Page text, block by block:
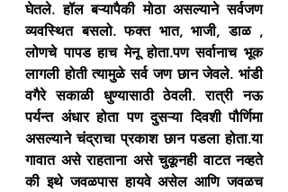
घेतले. हॉल बऱ्यापैकी मोठा असल्याने सर्वजण
व्यवस्थित बसलो. फक्त भात, भाजी, डाळ ,
लोणचे पापड हाच मेनू होता.पण सर्वानाच भूक
लागली होती त्यामुळे सर्व जण छान जेवले. भांडी
वगैरे सकाळी धुण्यासाठी ठेवली. रात्री नऊ
पर्यन्त अंधार होता पण दुसऱ्या दिवशी पौर्णिमा
असल्याने चंद्राचा प्रकाश छान पडला होता.या
गावात असे राहताना असे चुकूनही वाटत नव्हते
की इथे जवळपास हायवे असेल आणि जवळच